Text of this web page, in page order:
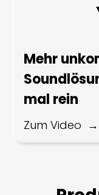
Mehr
mal rein
Zum Video